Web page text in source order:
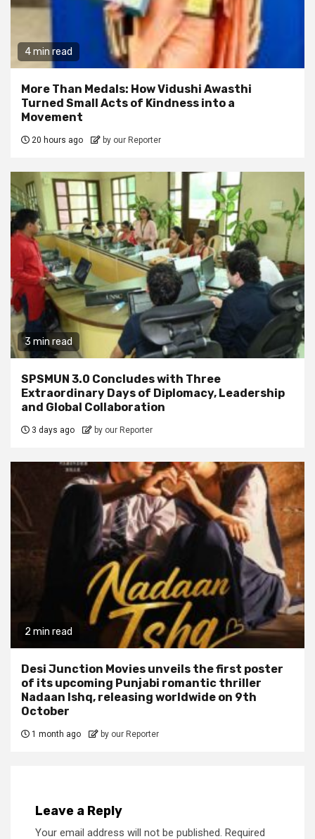
4 min read
More Than Medals: How Vidushi Awasthi
Turned Small Acts of Kindness into a
Movement
20 hours ago by our Reporter
3 min read
SPSMUN 3.0 Concludes with Three
Extraordinary Days of Diplomacy, Leadership
and Global Collaboration
3 days ago by our Reporter
2 min read
Desi Junction Movies unveils the first poster
of its upcoming Punjabi romantic thriller
Nadaan Ishq, releasing worldwide on 9th
October
1 month ago by our Reporter
Leave a Reply
Your email address will not be published. Required